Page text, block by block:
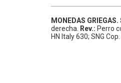
MONEDAS GRIEGAS.
derecha. Rev.: Perro
HN Italy 630; SNG